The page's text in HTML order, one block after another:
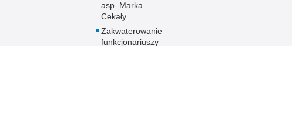
asp. Marka
Cekały
Zakwaterowanie
funkcjonariuszy